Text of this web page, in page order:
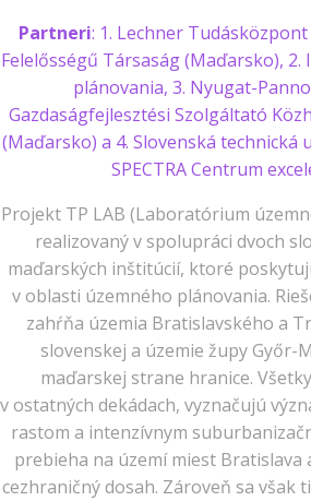
Partneri: 1. Lechner
Felelősségű Társaság (Maďarsko),
plánovania, 3. Nyugat-
Gazdaságfejlesztési Szolgáltató
(Maďarsko) a 4. Slovenská technická
SPECTRA Centrum
Projekt TP LAB (Laboratórium
realizovaný v spolupráci dvoch
maďarských inštitúcií, ktoré
v oblasti územného plánovania.
zahŕňa územia Bratislavského a
slovenskej a územie župy Győr-
maďarskej strane hranice.
v ostatných dekádach, vyznačujú
rastom a intenzívnym
prebieha na území miest Bratislava
cezhraničný dosah. Zároveň sa však